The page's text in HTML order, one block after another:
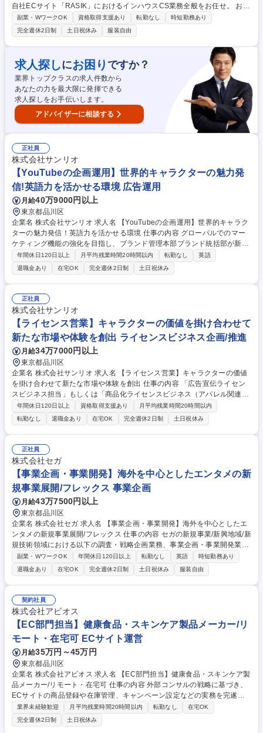
自社ECサイト「RASIK」におけるインハウスCS業務全般をお任せ。 お客
様対応を中心に、仕入れ先・倉庫・配送業者といったサプライチェーンの
ハブとなり、EC運営を支えます。 ■マルチチャネル対応（※メール対応が
約9割です）商品購入を検討中・購入された個人のお客様からの問い合わ
せ対応（1日40～50件程度） ■サプライチェーン・ベンダーコントロール
（委託倉庫・配送業者との連携: 出荷指示の変更、到着・返品確認、再配
達依頼など） ■CS起点の業務改善（ツールの開発・仕組み化など） （AI
を活用した業務改善/対応テンプレートのアップデート/発注入力フローの
効率化 など施策推進） 募集職種 自社インテリアEC「RASIK」 カスタマ
ーサポート【フルリモート可】
副業・WワークOK 資格取得支援あり 転勤なし
時短勤務あり
完全週休2日制
土日祝休み 服装自由
求人探しにお困り ですか？
業界トップクラスの求人件数から
あなたの力を最大限に発揮できる
求人探しをお手伝いします。
アドバイザーに相談する
正社員
株式会社サンリオ
【YouTubeの企画運用】世界的キャラクターの魅力発
信!英語力を活かせる環境 広告運用
月給40万9000円以上
東京都品川区
企業名 株式会社サンリオ 求人名 【YouTubeの企画運用】世界的キャラク
ターの魅力発信！英語力を活かせる環境 仕事の内容 グローバルでのマー
ケティング機能の強化を目指し、ブランド管理本部ブランド統括部が新設
されました。その配下であるオウンドメディア課において、YouTubeチャ
ンネルの企画運営の業務を行っていただきます。 ■国内向け、グローバル
向け、キッズ向けなど各ターゲットに向けたYouTubeチャンネルの運用方
針の策定、コンテンツ企画の策定、コンテンツ編成プランの策定 ■国内向
け、グローバル向け、キッズ向けなど各ターゲットに向けたYouTubeチャ
ンネルのKPI管理、効果測定・検証 ■その他、国内外で製作されたキャラ
クター動画や、製品プロモーション動画、コーポレートブランディング動
画など、コンテンツの掲載運用等 募集職種 【YouTubeの企画運用】世界
的キャラクターの魅力発信！英語力を活かせる環境
年間休日120日以上 月平均残業時間20時間以内 転勤なし
英語
退職金あり
在宅OK 完全週休2日制 土日祝休み
正社員
株式会社サンリオ
【ライセンス営業】キャラクターの価値を掛け合わせて
新たな市場や体験を創出 ライセンスビジネス企画/推進
月給34万7000円以上
東京都品川区
企業名 株式会社サンリオ 求人名 【ライセンス営業】キャラクターの価値
を掛け合わせて新たな市場や体験を創出 仕事の内容 「広告宣伝ライセン
スビジネス担当」もしくは「商品化ライセンスビジネス（アパレル関連）
担当」をおまかせいたします◎ ※ご経験やスキルによりいずれにも配属可
能性あり/内定時までに決定 ■広告宣伝ライセンスビジネス：キャラクター
を「タレント」として活用した広告・販促企画を企業と推進し、認知拡大
と価値向上を実現する営業 ■商品化ライセンスビジネス（アパレル関
連）：キャラクター価値を企業商品へ展開し、企画提案から契約・販売ま
でを推進する営業 入社後はライセンスビジネスの全体理解を早期に習得
し、取引先との関係構築を通じて主体的に提案を創出し、企画・契約・販
売まで一気通貫で推進！ 募集職種 【ライセンス営業】キャラクターの価
値を掛け合わせて新たな市場や体験を創出
年間休日120日以上 資格取得支援あり
月平均残業時間20時間以内
転勤なし
退職金あり 在宅OK 完全週休2日制 土日祝休み
正社員
株式会社セガ
【事業企画・事業開発】海外を中心としたエンタメの新
規事業展開/フレックス 事業企画
月給43万7500円以上
東京都品川区
企業名 株式会社セガ 求人名 【事業企画・事業開発】海外を中心としたエ
ンタメの新規事業展開/フレックス 仕事の内容 セガの新規事業/新興地域/新
規技術領域における以下の調査・戦略企画業務、事業企画・事業開発業務
を中心に以下をお任せします。(新規事業や新興地域、新規技術に関する
調査やPOC、同領域でのPJ立ち上げや推進) 【詳細】 ■エンタテインメン
ト業界における新規事業/新興地域/新規技術領域の調査・戦略企画業務■同
領域における事業企画・事業開発業務■同領域における投資/M&A先の選
定・実行業務■社内/グループ内での情報連携業務■社長特命プロジェクト
の推進業務 ◎成長領域における新規事業（新規メディア含む）を0→1～
立ち上げまで自走で推進するポジションです。 募集職種 【事業企画・事
業開発】海外を中心としたエンタメの新規事業展開/フレックス
副業・WワークOK 年間休日120日以上 転勤なし 英語
時短勤務あり
退職金あり
在宅OK 完全週休2日制 土日祝休み 服装自由
契約社員
株式会社アビオス
【EC部門担当】健康食品・スキンケア製品メーカー/リ
モート・在宅可 ECサイト運営
月給35万円～45万円
東京都品川区
企業名 株式会社アビオス 求人名 【EC部門担当】健康食品・スキンケア製
品メーカー/リモート・在宅可 仕事の内容 外部コンサルの戦略に基づき、
ECサイトの商品登録や在庫管理、キャンペーン設定などの実務を完遂す
るお仕事です。マーケティングではなく、サイト更新やデータ管理などの
運用業務に集中できる環境です。 外部コンサルと連携し、以下のECサイ
ト運営実務に集中して取り組みます。 ・サイト管理（商品登録、価格更
業界未経験歓迎 月平均残業時間20時間以内 転勤なし
在宅OK
完全週休2日制
土日祝休み